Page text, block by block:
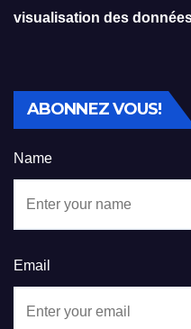
visualisation des
ABONNEZ VOUS!
Name
Email